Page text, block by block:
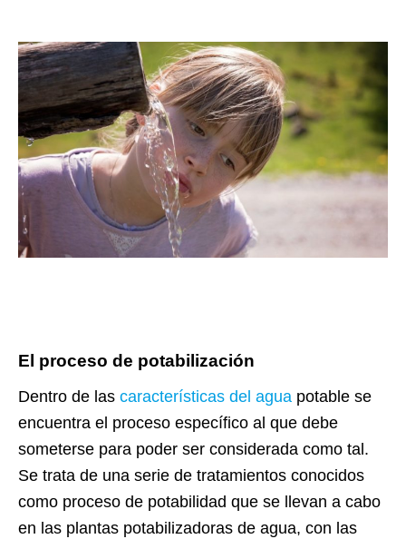
El proceso de potabilización
Dentro de las características del agua potable se
encuentra el proceso específico al que debe
someterse para poder ser considerada como tal.
Se trata de una serie de tratamientos conocidos
como proceso de potabilidad que se llevan a cabo
en las plantas potabilizadoras de agua, con las